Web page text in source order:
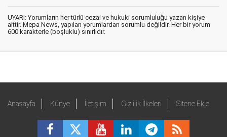
UYARI: Yorumların her türlü cezai ve hukuki sorumluluğu yazan kişiye
aittir. Mepa News, yapılan yorumlardan sorumlu değildir. Her bir yorum
600 karakterle (boşluklu) sınırlıdır.
Anasayfa Künye İletişim Gizlilik İlkeleri Sitene Ekle